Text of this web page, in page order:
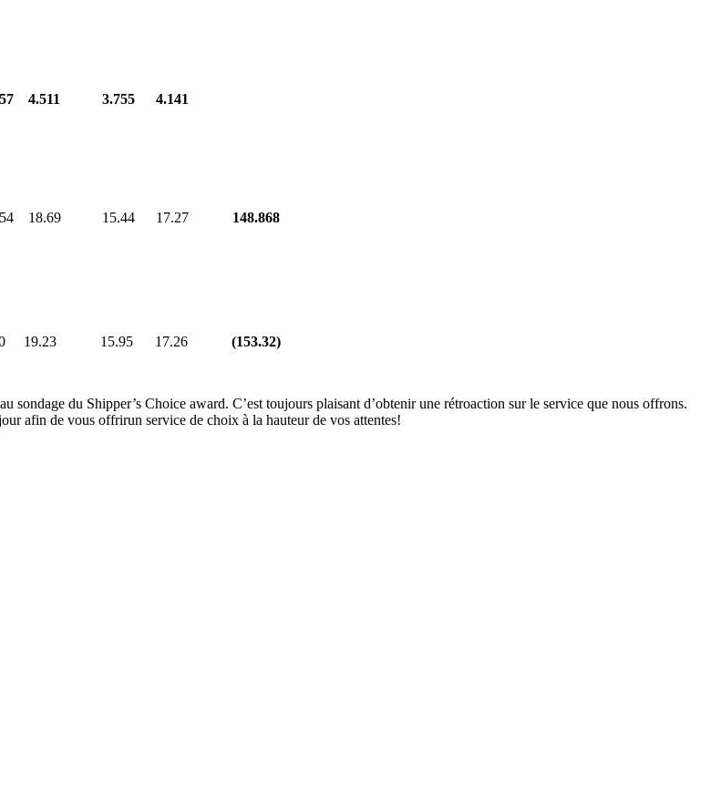
4.511 3.755 4.141
18.69 15.44 17.27 148.868
19.23 15.95 17.26 (153.32)
du Shipper’s Choice award. C’est toujours plaisant d’obtenir une rétroaction sur le service que nous offrons.
afin de vous offrirun service de choix à la hauteur de vos attentes!